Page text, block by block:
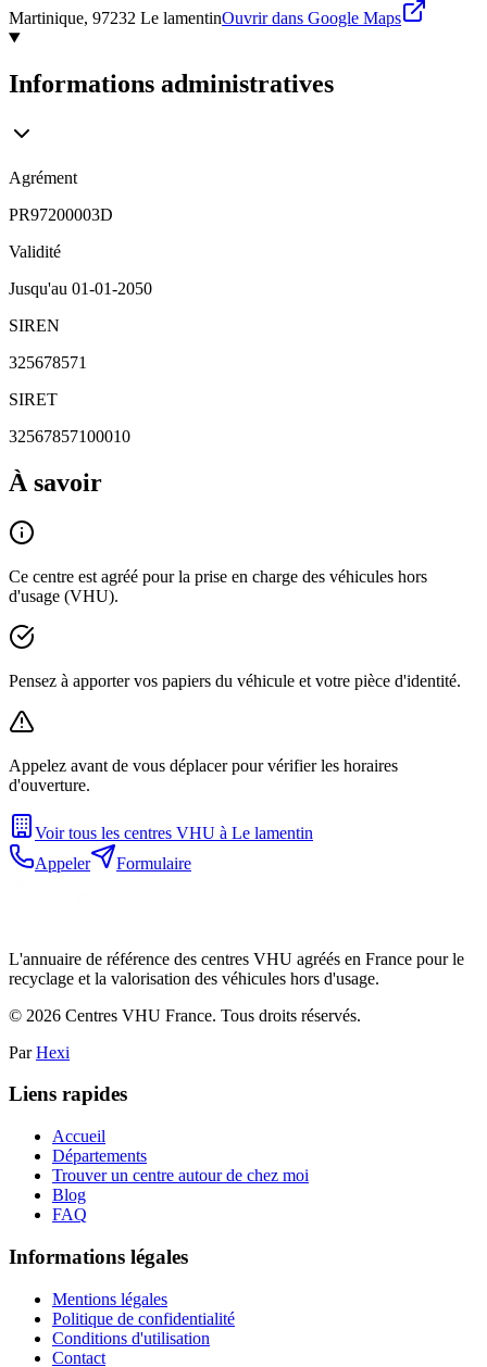
Martinique, 97232 Le lamentinOuvrir dans Google Maps
Informations administratives
Agrément
PR97200003D
Validité
Jusqu'au 01-01-2050
SIREN
325678571
SIRET
32567857100010
À savoir
Ce centre est agréé pour la prise en charge des véhicules hors
d'usage (VHU).
Pensez à apporter vos papiers du véhicule et votre pièce d'identité.
Appelez avant de vous déplacer pour vérifier les horaires
d'ouverture.
Voir tous les centres VHU à Le lamentin
Appeler
Formulaire
L'annuaire de référence des centres VHU agréés en France pour le
recyclage et la valorisation des véhicules hors d'usage.
© 2026 Centres VHU France. Tous droits réservés.
Par Hexi
Liens rapides
Accueil
Départements
Trouver un centre autour de chez moi
Blog
FAQ
Informations légales
Mentions légales
Politique de confidentialité
Conditions d'utilisation
Contact